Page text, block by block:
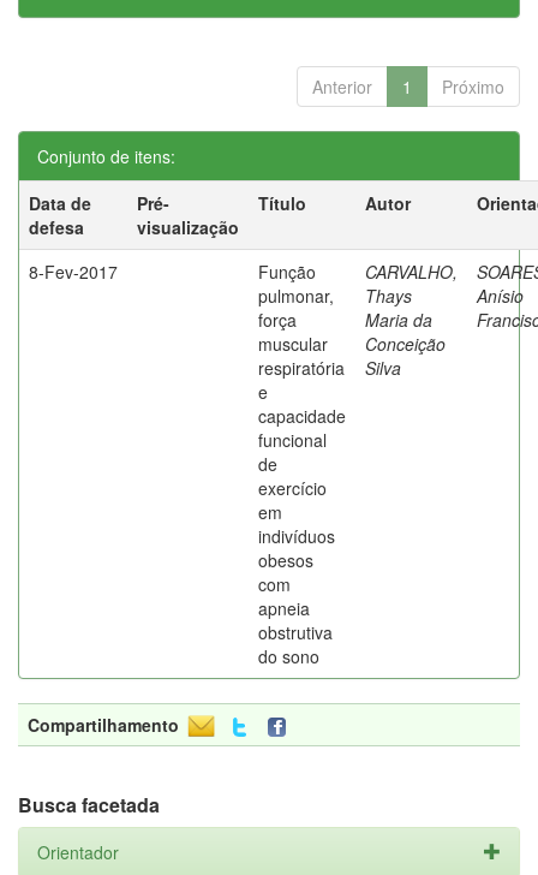
Anterior 1 Próximo
Conjunto de itens:
Data de
defesa
Pré-
visualização
Título Autor
8-Fev-2017
Função
pulmonar,
força
muscular
respiratória
e
capacidade
funcional
de
exercício
em
indivíduos
obesos
com
apneia
obstrutiva
do sono
CARVALHO,
Thays
Maria da
Conceição
Silva
Anísio
Compartilhamento
Busca facetada
Orientador